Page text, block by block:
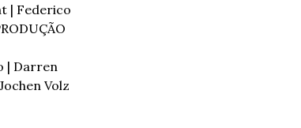
| Federico
| Darren
Volz